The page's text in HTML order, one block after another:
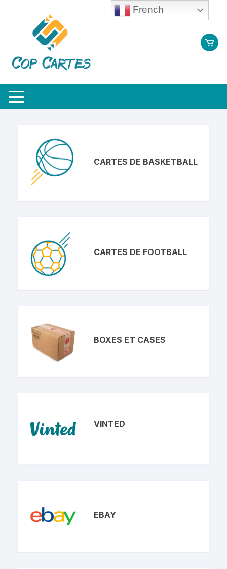
CARTES DE BASKETBALL
CARTES DE FOOTBALL
BOXES ET CASES
VINTED
EBAY
French